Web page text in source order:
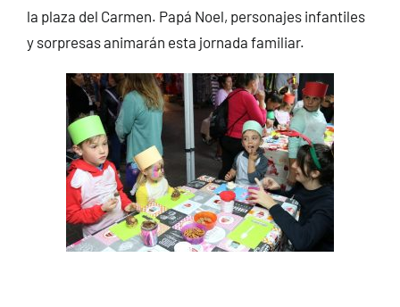
la plaza del Carmen. Papá Noel, personajes infantiles
y sorpresas animarán esta jornada familiar.